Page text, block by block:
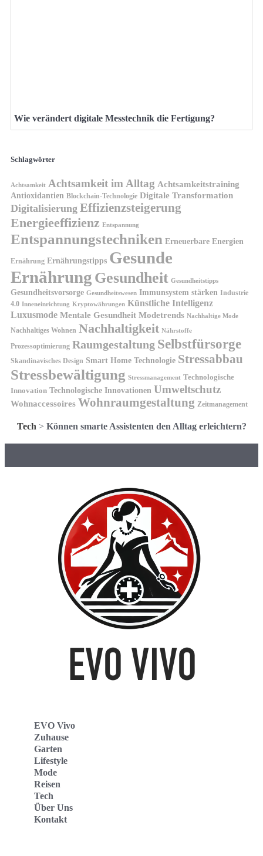
Wie verändert digitale Messtechnik die Fertigung?
Schlagwörter
Achtsamkeit Achtsamkeit im Alltag Achtsamkeitstraining
Antioxidantien Blockchain-Technologie Digitale Transformation
Digitalisierung Effizienzsteigerung
Energieeffizienz Entspannung
Entspannungstechniken Erneuerbare Energien
Ernährung Ernährungstipps Gesunde
Ernährung Gesundheit Gesundheitstipps
Gesundheitsvorsorge Gesundheitswesen Immunsystem stärken Industrie
4.0 Inneneinrichtung Kryptowährungen Künstliche Intelligenz
Luxusmode Mentale Gesundheit Modetrends Nachhaltige Mode
Nachhaltiges Wohnen Nachhaltigkeit Nährstoffe
Prozessoptimierung Raumgestaltung Selbstfürsorge
Skandinavisches Design Smart Home Technologie Stressabbau
Stressbewältigung Stressmanagement Technologische
Innovation Technologische Innovationen Umweltschutz
Wohnaccessoires Wohnraumgestaltung Zeitmanagement
Tech > Können smarte Assistenten den Alltag erleichtern?
EVO Vivo
Zuhause
Garten
Lifestyle
Mode
Reisen
Tech
Über Uns
Kontakt